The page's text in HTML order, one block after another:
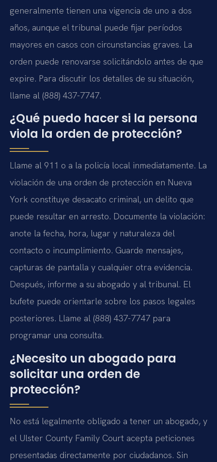
generalmente tienen una vigencia de uno a dos
años, aunque el tribunal puede fijar períodos
mayores en casos con circunstancias graves. La
orden puede renovarse solicitándolo antes de que
expire. Para discutir los detalles de su situación,
llame al (888) 437-7747.
¿Qué puedo hacer si la persona
viola la orden de protección?
Llame al 911 o a la policía local inmediatamente. La
violación de una orden de protección en Nueva
York constituye desacato criminal, un delito que
puede resultar en arresto. Documente la violación:
anote la fecha, hora, lugar y naturaleza del
contacto o incumplimiento. Guarde mensajes,
capturas de pantalla y cualquier otra evidencia.
Después, informe a su abogado y al tribunal. El
bufete puede orientarle sobre los pasos legales
posteriores. Llame al (888) 437-7747 para
programar una consulta.
¿Necesito un abogado para
solicitar una orden de
protección?
No está legalmente obligado a tener un abogado, y
el Ulster County Family Court acepta peticiones
presentadas directamente por ciudadanos. Sin